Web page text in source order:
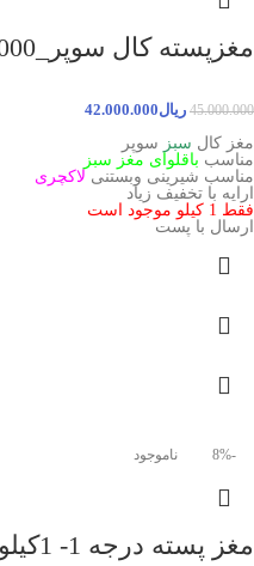
مغزپسته کال سوپر_1000گرم
45.000.000 ریال42.000.000
مغز کال سبز سوپر
مناسب باقلوای مغز سبز
مناسب شیرینی وبستنی لاکچری
ارایه با تخفیف زیاد
فقط 1 کیلو موجود است
ارسال با پست
-8% ناموجود
مغز پسته درجه 1- 1کیلویی